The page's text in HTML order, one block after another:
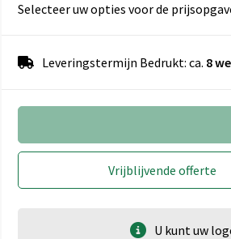
Selecteer uw opties voor de
Leveringstermijn Bedrukt: ca. 8
Vrijblijvende offerte
U kunt uw